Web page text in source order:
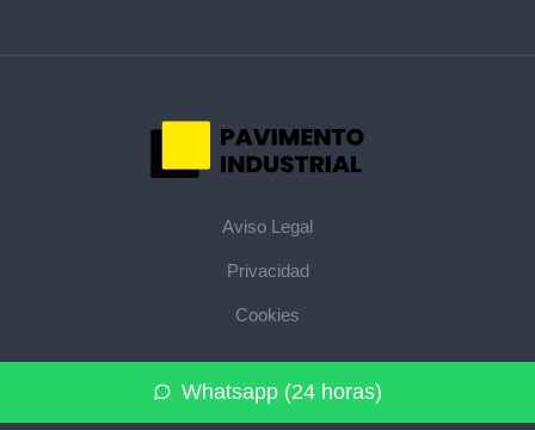
Whatsapp (24 horas)
Aviso Legal
Privacidad
Cookies
© 2026 pavimentoindustrial.pro · La web de pavimentos
industriales de su provincia · Mapa del sitio